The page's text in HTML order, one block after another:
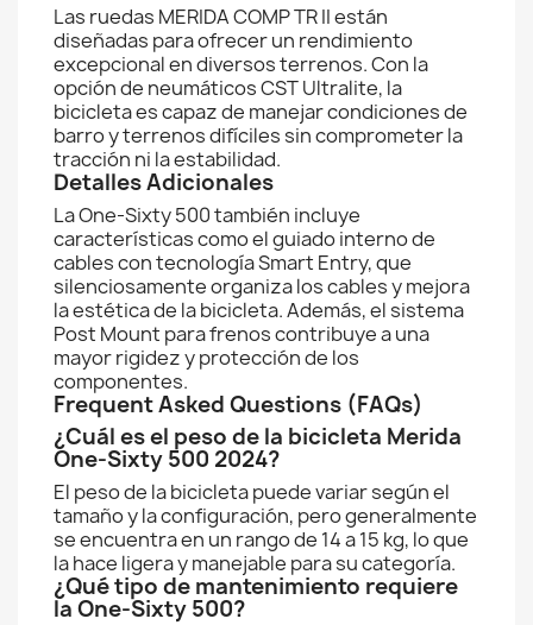
Las ruedas MERIDA COMP TR II están
diseñadas para ofrecer un rendimiento
excepcional en diversos terrenos. Con la
opción de neumáticos CST Ultralite, la
bicicleta es capaz de manejar condiciones de
barro y terrenos difíciles sin comprometer la
tracción ni la estabilidad.
Detalles Adicionales
La One-Sixty 500 también incluye
características como el guiado interno de
cables con tecnología Smart Entry, que
silenciosamente organiza los cables y mejora
la estética de la bicicleta. Además, el sistema
Post Mount para frenos contribuye a una
mayor rigidez y protección de los
componentes.
Frequent Asked Questions (FAQs)
¿Cuál es el peso de la bicicleta Merida
One-Sixty 500 2024?
El peso de la bicicleta puede variar según el
tamaño y la configuración, pero generalmente
se encuentra en un rango de 14 a 15 kg, lo que
la hace ligera y manejable para su categoría.
¿Qué tipo de mantenimiento requiere
la One-Sixty 500?